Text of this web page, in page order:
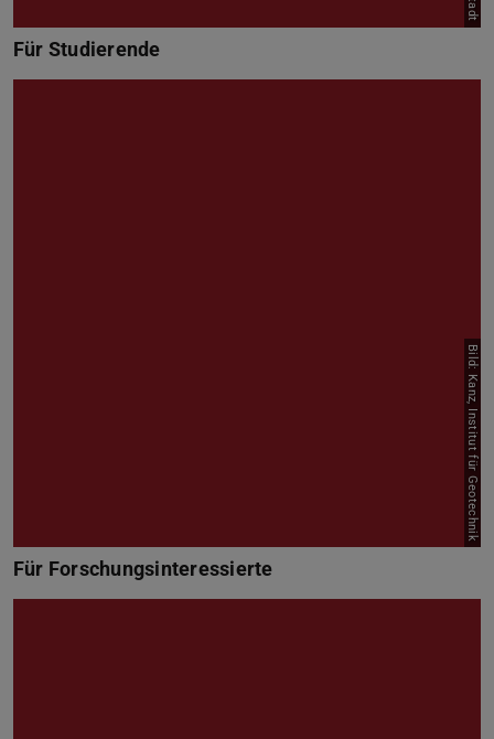
Für Studierende
Für Forschungsinteressierte
Bild: Kanz, Institut für Geotechnik